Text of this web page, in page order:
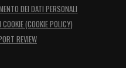
DEI DATI PERSONALI
(COOKIE POLICY)
REVIEW